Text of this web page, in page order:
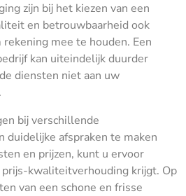
zijn bij het kiezen van een
en betrouwbaarheid ook
mee te houden. Een
kan uiteindelijk duurder
diensten niet aan uw
bij verschillende
duidelijke afspraken te maken
en prijzen, kunt u ervoor
prijs-kwaliteitverhouding krijgt. Op
van een schone en frisse